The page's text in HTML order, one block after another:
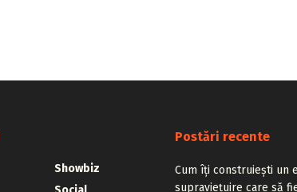
Showbiz
Postări recente
Cum îți construiești un
supraviețuire care să